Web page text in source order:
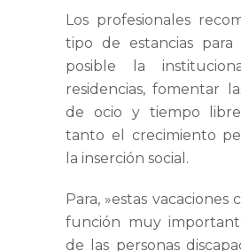
Los profesionales
tipo de estancias
posible la
residencias, fomentar
de ocio y tiempo
tanto el crecimiento
la inserción social.
Para, »estas
función muy
de las personas